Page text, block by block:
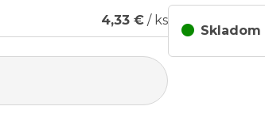
4,33 € / ks
Skladom